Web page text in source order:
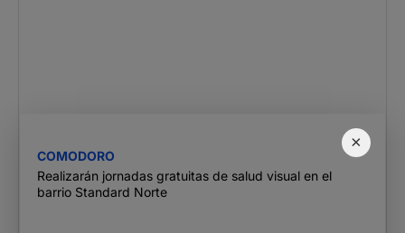
×
COMODORO
Realizarán jornadas gratuitas de salud visual en el
barrio Standard Norte